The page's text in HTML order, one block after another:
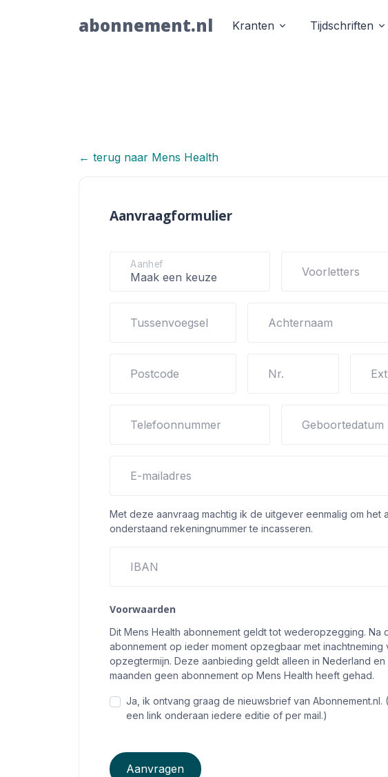
abonnement.nl Kranten Tijdschriften
← terug naar Mens Health
Mens Health
Aanvraagformulier
Aanhef
Voorletters
Tussenvoegsel Achternaam
Postcode Nr.
Telefoonnummer Geboortedatum
E-mailadres
Met deze aanvraag machtig ik de uitgever eenmalig om het
onderstaand rekeningnummer te incasseren.
IBAN
Voorwaarden
Dit Mens Health abonnement geldt tot wederopzegging. Na
abonnement op ieder moment opzegbaar met inachtneming
opzegtermijn. Deze aanbieding geldt alleen in Nederland
maanden geen abonnement op Mens Health heeft gehad.
Ja, ik ontvang graag de nieuwsbrief van Abonnement.nl.
een link onderaan iedere editie of per mail.)
Aanvragen